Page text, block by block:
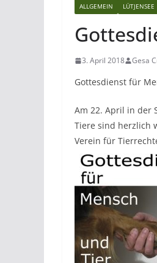
ALLGEMEIN LÜTJENSEE
3. April 2018 Gesa
Gottesdienst für
Am 22. April in der
Tiere sind herzlich
Verein für